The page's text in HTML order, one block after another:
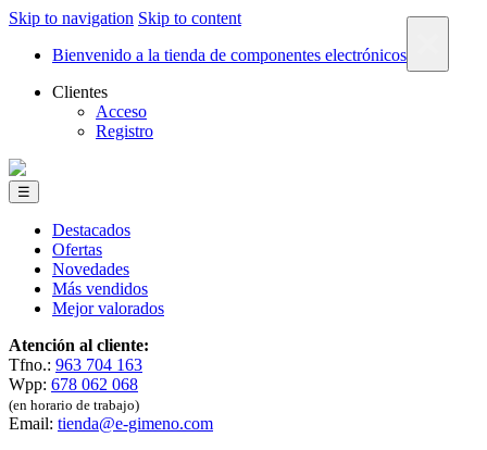
Skip to navigation Skip to content
Bienvenido a la tienda de componentes electrónicos
Clientes
Acceso
Registro
☰
Destacados
Ofertas
Novedades
Más vendidos
Mejor valorados
Atención al cliente:
Tfno.: 963 704 163
Wpp: 678 062 068
(en horario de trabajo)
Email: tienda@e-gimeno.com